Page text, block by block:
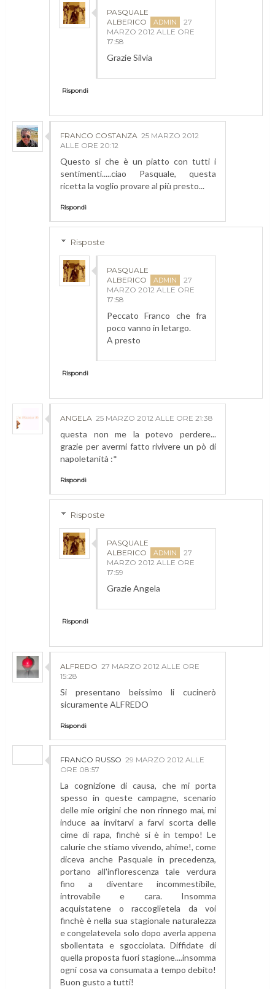
PASQUALE
ALBERICO
27
MARZO 2012 ALLE ORE
17:58
Grazie Silvia
Rispondi
FRANCO COSTANZA 25 MARZO 2012
ALLE ORE 20:12
Questo si che è un piatto con tutti i
sentimenti.....ciao Pasquale, questa
ricetta la voglio provare al più presto...
Rispondi
Risposte
PASQUALE
ALBERICO
27
MARZO 2012 ALLE ORE
17:58
Peccato Franco che fra
poco vanno in letargo.
A presto
Rispondi
ANGELA 25 MARZO 2012 ALLE ORE 21:38
questa non me la potevo perdere...
grazie per avermi fatto rivivere un pò di
napoletanità :*
Rispondi
Risposte
PASQUALE
ALBERICO
27
MARZO 2012 ALLE ORE
17:59
Grazie Angela
Rispondi
ALFREDO 27 MARZO 2012 ALLE ORE
15:28
Si presentano beissimo li cucinerò
sicuramente ALFREDO
Rispondi
FRANCO RUSSO 29 MARZO 2012 ALLE
ORE 08:57
La cognizione di causa, che mi porta
spesso in queste campagne, scenario
delle mie origini che non rinnego mai, mi
induce aa invitarvi a farvi scorta delle
cime di rapa, finchè si è in tempo! Le
calurie che stiamo vivendo, ahime!, come
diceva anche Pasquale in precedenza,
portano all'inflorescenza tale verdura
fino a diventare incommestibile,
introvabile e cara. Insomma
acquistatene o raccoglietela da voi
finchè è nella sua stagionale naturalezza
e congelatevela solo dopo averla appena
sbollentata e sgocciolata. Diffidate di
quella proposta fuori stagione....insomma
ogni cosa va consumata a tempo debito!
Buon gusto a tutti!